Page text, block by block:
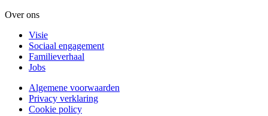
Over ons
Visie
Sociaal engagement
Familieverhaal
Jobs
Algemene voorwaarden
Privacy verklaring
Cookie policy